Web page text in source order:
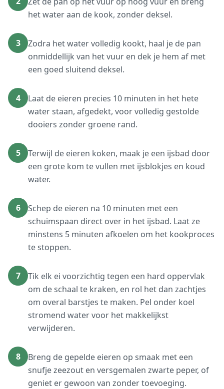
het water aan de kook, zonder deksel.
3
Zodra het water volledig kookt, haal je de pan
onmiddellijk van het vuur en dek je hem af met
een goed sluitend deksel.
4
Laat de eieren precies 10 minuten in het hete
water staan, afgedekt, voor volledig gestolde
dooiers zonder groene rand.
5
Terwijl de eieren koken, maak je een ijsbad door
een grote kom te vullen met ijsblokjes en koud
water.
6
Schep de eieren na 10 minuten met een
schuimspaan direct over in het ijsbad. Laat ze
minstens 5 minuten afkoelen om het kookproces
te stoppen.
7
Tik elk ei voorzichtig tegen een hard oppervlak
om de schaal te kraken, en rol het dan zachtjes
om overal barstjes te maken. Pel onder koel
stromend water voor het makkelijkst
verwijderen.
8
Breng de gepelde eieren op smaak met een
snufje zeezout en versgemalen zwarte peper, of
geniet er gewoon van zonder toevoeging.